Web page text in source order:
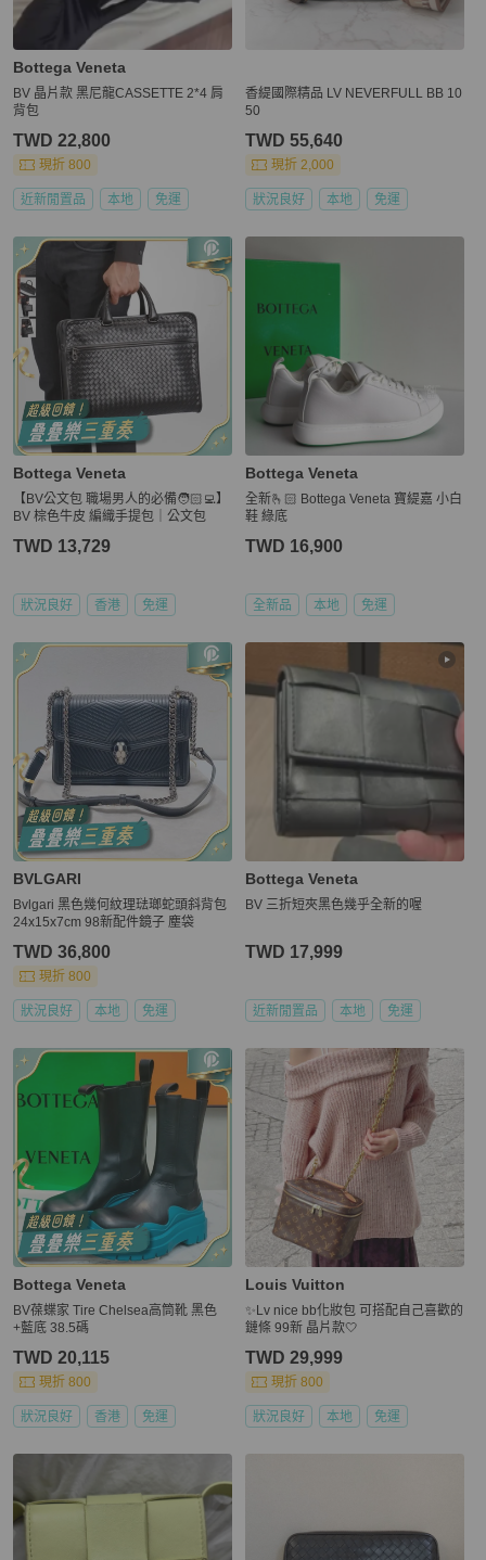
Bottega Veneta
BV 晶片款 黑尼龍CASSETTE 2*4 肩
背包
TWD 22,800
現折 800
近新閒置品 本地 免運
香緹國際精品 LV NEVERFULL BB 10
50
TWD 55,640
現折 2,000
狀況良好 本地 免運
Bottega Veneta
【BV公文包 職場男人的必備🧑🏻‍💻】
BV 棕色牛皮 編織手提包｜公文包
TWD 13,729
狀況良好 香港 免運
Bottega Veneta
全新🫰🏻 Bottega Veneta 寶緹嘉 小白
鞋 綠底
TWD 16,900
全新品 本地 免運
BVLGARI
Bvlgari 黑色幾何紋理琺瑯蛇頭斜背包
24x15x7cm 98新配件鏡子 塵袋
TWD 36,800
現折 800
狀況良好 本地 免運
Bottega Veneta
BV 三折短夾黑色幾乎全新的喔
TWD 17,999
近新閒置品 本地 免運
Bottega Veneta
BV葆蝶家 Tire Chelsea高筒靴 黑色
+藍底 38.5碼
TWD 20,115
現折 800
狀況良好 香港 免運
Louis Vuitton
✨Lv nice bb化妝包 可搭配自己喜歡的
鏈條 99新 晶片款🤍
TWD 29,999
現折 800
狀況良好 本地 免運